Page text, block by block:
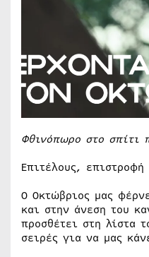
Φθινόπωρο στο σπίτι
Επιτέλους, επιστροφή
Ο Οκτώβριος μας
και στην άνεση του
προσθέτει στη λίστα
σειρές για να μας